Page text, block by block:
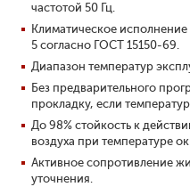
частотой 50 Гц.
Климатическое
5 согласно ГОСТ 15150-69.
Диапазон температур
Без предварительного
прокладку, если
До 98% стойкость к
воздуха при температуре
Активное сопротивление
уточнения.